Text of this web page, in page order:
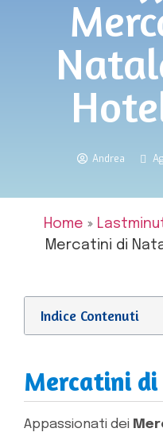
Andrea
Home »
Mercatini di
Indice Contenuti
Mercatini
Appassionati dei